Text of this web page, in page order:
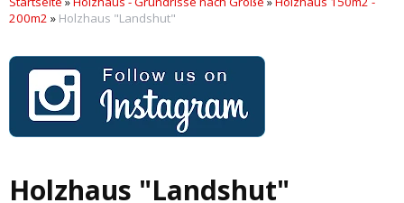
200m2 » Holzhaus "Landshut"
Holzhaus "Landshut"